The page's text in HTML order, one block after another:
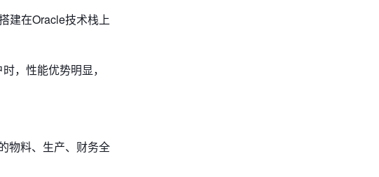
建在Oracle技术栈上
，性能优势明显，
物料、生产、财务全